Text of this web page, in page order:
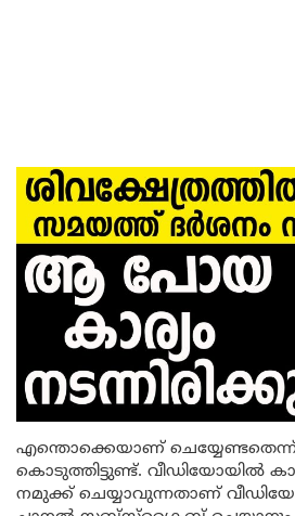
എന്തൊക്കെയാണ് ചെയ്യേണ്ടതെന്ന്
കൊടുത്തിട്ടുണ്ട്. വീഡിയോയിൽ
നമുക്ക് ചെയ്യാവുന്നതാണ്